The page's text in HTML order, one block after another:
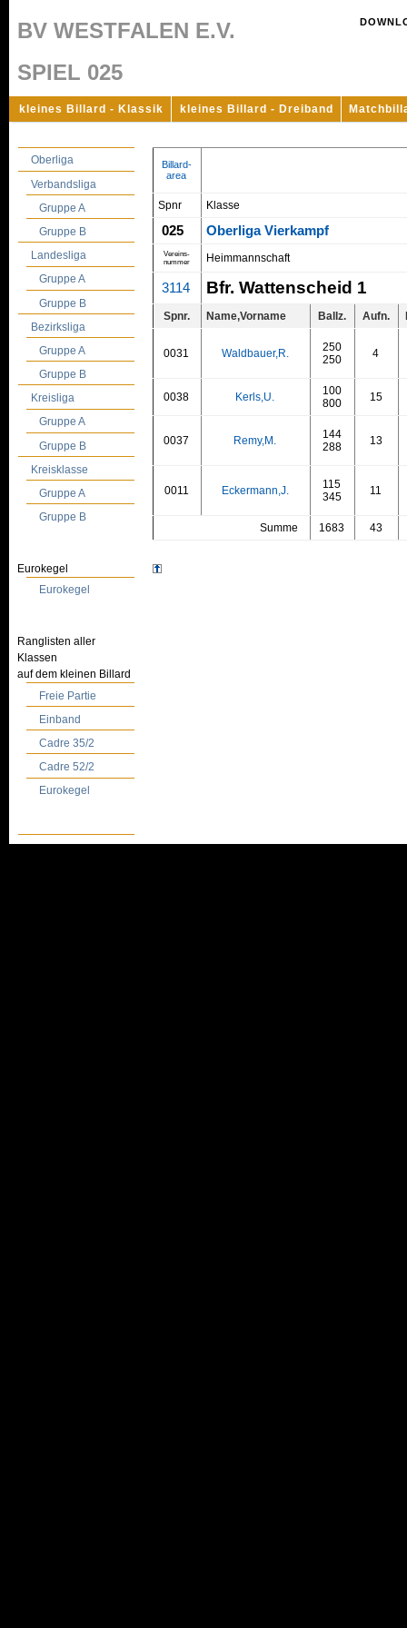
BV WESTFALEN E.V.
SPIEL 025
kleines Billard - Klassik kleines Billard - Dreiband
Oberliga
Verbandsliga
Gruppe A
Gruppe B
Landesliga
Gruppe A
Gruppe B
Bezirksliga
Gruppe A
Gruppe B
Kreisliga
Gruppe A
Gruppe B
Kreisklasse
Gruppe A
Gruppe B
Eurokegel
Eurokegel
Ranglisten aller
Klassen
auf dem kleinen Billard
Freie Partie
Einband
Cadre 35/2
Cadre 52/2
Eurokegel
Billard-
area
Spnr Klasse
025 Oberliga Vierkampf
Vereins-
nummer
Heimmannschaft
3114 Bfr. Wattenscheid 1
Spnr. Name,Vorname Ballz. Aufn.
0031 Waldbauer,R.
250
250
4
0038 Kerls,U.
100
800
15
0037 Remy,M.
144
288
13
0011 Eckermann,J.
115
345
11
Summe 1683 43